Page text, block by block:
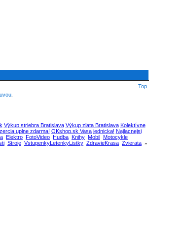
Top
Výkup striebra Bratislava Výkup zlata Bratislava Kolektívne
uplne zdarma! OKshop.sk Vasa jednicka! Najlacnejsi
Elektro FotoVideo Hudba Knihy Mobil Motocykle
Stroje VstupenkyLetenkyListky ZdravieKrasa Zvierata »